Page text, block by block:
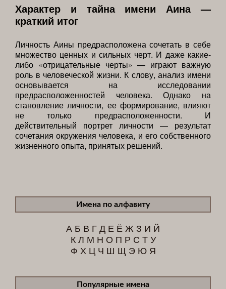
Характер и тайна имени Аина —
краткий итог
Личность Аины предрасположена сочетать в себе
множество ценных и сильных черт. И даже какие-
либо «отрицательные черты» — играют важную
роль в человеческой жизни. К слову, анализ имени
основывается на исследовании
предрасположенностей человека. Однако на
становление личности, ее формирование, влияют
не только предрасположенности. И
действительный портрет личности — результат
сочетания окружения человека, и его собственного
жизненного опыта, принятых решений.
Имена по алфавиту
А Б В ГД Е Ё Ж З И Й
К Л М Н О П Р С Т У
Ф Х Ц Ч Ш Щ Э Ю Я
Популярные имена